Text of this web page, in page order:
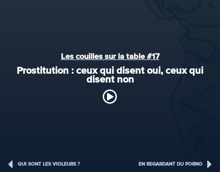
Les couilles sur la table #17
Prostitution : ceux qui disent oui, ceux qui
disent non
QUI SONT LES VIOLEURS ? EN REGARDANT DU PORNO